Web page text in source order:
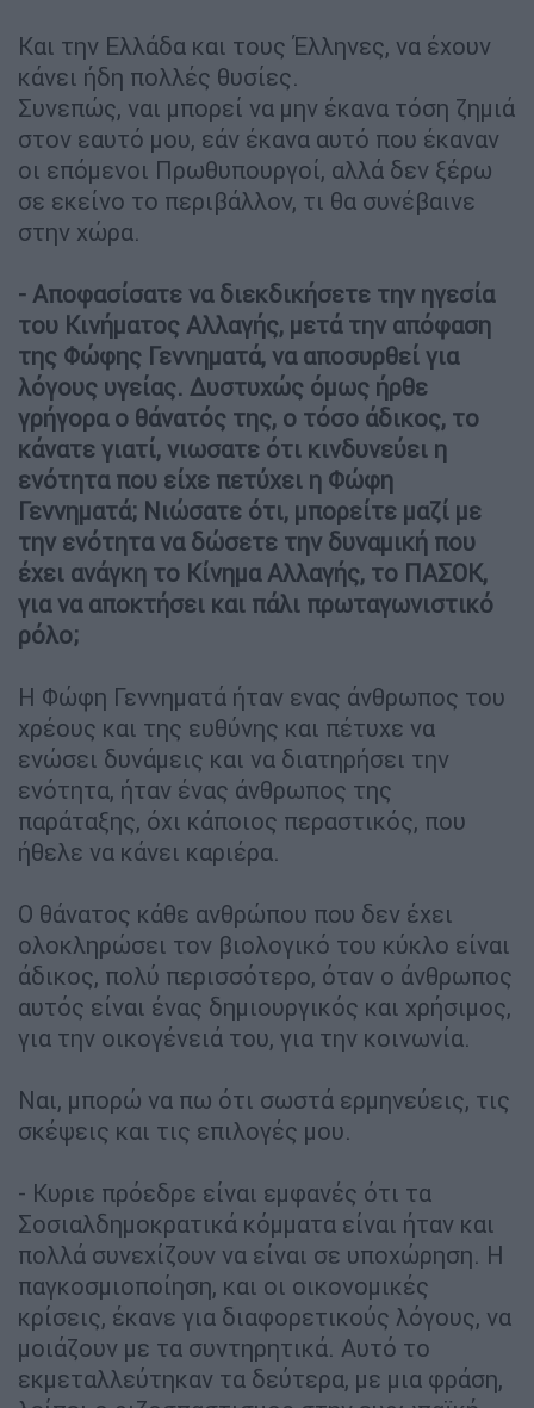
Και την Ελλάδα και τους Έλληνες, να έχουν
κάνει ήδη πολλές θυσίες.
Συνεπώς, ναι μπορεί να μην έκανα τόση ζημιά
στον εαυτό μου, εάν έκανα αυτό που έκαναν
οι επόμενοι Πρωθυπουργοί, αλλά δεν ξέρω
σε εκείνο το περιβάλλον, τι θα συνέβαινε
στην χώρα.
- Αποφασίσατε να διεκδικήσετε την ηγεσία
του Κινήματος Αλλαγής, μετά την απόφαση
της Φώφης Γεννηματά, να αποσυρθεί για
λόγους υγείας. Δυστυχώς όμως ήρθε
γρήγορα ο θάνατός της, ο τόσο άδικος, το
κάνατε γιατί, νιωσατε ότι κινδυνεύει η
ενότητα που είχε πετύχει η Φώφη
Γεννηματά; Νιώσατε ότι, μπορείτε μαζί με
την ενότητα να δώσετε την δυναμική που
έχει ανάγκη το Κίνημα Αλλαγής, το ΠΑΣΟΚ,
για να αποκτήσει και πάλι πρωταγωνιστικό
ρόλο;
Η Φώφη Γεννηματά ήταν ενας άνθρωπος του
χρέους και της ευθύνης και πέτυχε να
ενώσει δυνάμεις και να διατηρήσει την
ενότητα, ήταν ένας άνθρωπος της
παράταξης, όχι κάποιος περαστικός, που
ήθελε να κάνει καριέρα.
Ο θάνατος κάθε ανθρώπου που δεν έχει
ολοκληρώσει τον βιολογικό του κύκλο είναι
άδικος, πολύ περισσότερο, όταν ο άνθρωπος
αυτός είναι ένας δημιουργικός και χρήσιμος,
για την οικογένειά του, για την κοινωνία.
Ναι, μπορώ να πω ότι σωστά ερμηνεύεις, τις
σκέψεις και τις επιλογές μου.
- Κυριε πρόεδρε είναι εμφανές ότι τα
Σοσιαλδημοκρατικά κόμματα είναι ήταν και
πολλά συνεχίζουν να είναι σε υποχώρηση. Η
παγκοσμιοποίηση, και οι οικονομικές
κρίσεις, έκανε για διαφορετικούς λόγους, να
μοιάζουν με τα συντηρητικά. Αυτό το
εκμεταλλεύτηκαν τα δεύτερα, με μια φράση,